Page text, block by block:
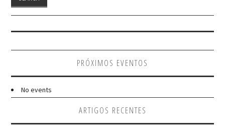
PRÓXIMOS EVENTOS
No events
ARTIGOS RECENTES